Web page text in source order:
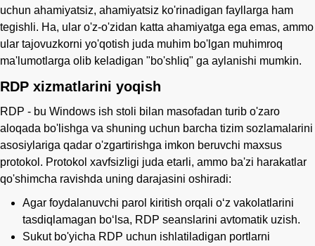
uchun ahamiyatsiz, ahamiyatsiz ko'rinadigan fayllarga ham
tegishli. Ha, ular o'z-o'zidan katta ahamiyatga ega emas, ammo
ular tajovuzkorni yo'qotish juda muhim bo'lgan muhimroq
ma'lumotlarga olib keladigan "bo'shliq" ga aylanishi mumkin.
RDP xizmatlarini yoqish
RDP - bu Windows ish stoli bilan masofadan turib o'zaro
aloqada bo'lishga va shuning uchun barcha tizim sozlamalarini
asosiylariga qadar o'zgartirishga imkon beruvchi maxsus
protokol. Protokol xavfsizligi juda etarli, ammo ba'zi harakatlar
qo'shimcha ravishda uning darajasini oshiradi:
Agar foydalanuvchi parol kiritish orqali oʻz vakolatlarini
tasdiqlamagan boʻlsa, RDP seanslarini avtomatik uzish.
Sukut bo'yicha RDP uchun ishlatiladigan portlarni